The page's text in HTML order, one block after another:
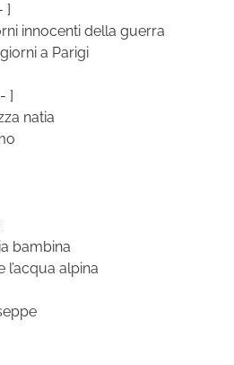
]
innocenti della guerra
a Parigi
]
natia
bambina
l’acqua alpina